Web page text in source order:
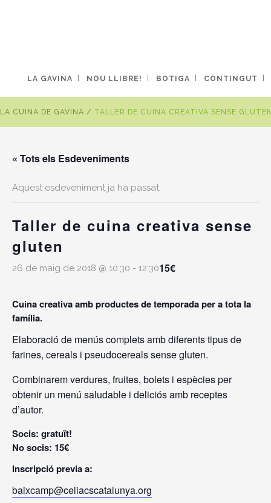
LA GAVINA NOU LLIBRE! BOTIGA CONTINGUT
LA CUINA DE GAVINA / TALLER DE CUINA CREATIVA SENSE
« Tots els Esdeveniments
Aquest esdeveniment ja ha passat.
Taller de cuina creativa sense
gluten
26 de maig de 2018 @ 10:30 - 12:3015€
Cuina creativa amb productes de temporada per a tota la
família.
Elaboració de menús complets amb diferents tipus de
farines, cereals i pseudocereals sense gluten.
Combinarem verdures, fruites, bolets i espècies per
obtenir un menú saludable i deliciós amb receptes
d’autor.
Socis: gratuït!
No socis: 15€
Inscripció previa a:
baixcamp@celiacscatalunya.org